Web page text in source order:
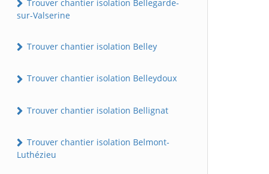
Trouver chantier isolation Bellegarde-
sur-Valserine
Trouver chantier isolation Belley
Trouver chantier isolation Belleydoux
Trouver chantier isolation Bellignat
Trouver chantier isolation Belmont-
Luthézieu